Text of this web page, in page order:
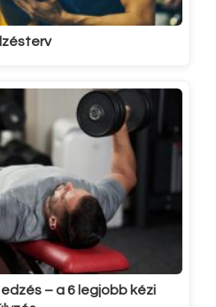
– a 6 legjobb kézi